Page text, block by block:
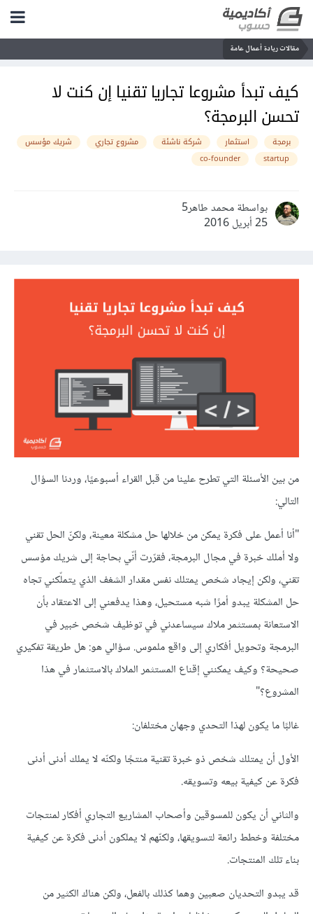
مقالات ريادة أعمال عامة
كيف تبدأ مشروعا تجاريا تقنيا إن كنت لا
تحسن البرمجة؟
برمجة استثمار شركة ناشئة مشروع تجاري
شريك مؤسس
startup
co-founder
بواسطة محمد طاهر5
25 أبريل 2016
من بين الأسئلة التي تطرح علينا من قبل القراء أسبوعيًا، وردنا السؤال
التالي:
"أنا أعمل على فكرة يمكن من خلالها حل مشكلة معينة، ولكنّ الحل تقني
ولا أملك خبرة في مجال البرمجة، فقرّرت أنّي بحاجة إلى شريك مؤسس
تقني، ولكن إيجاد شخص يمتلك نفس مقدار الشغف الذي يتملّكني تجاه
حل المشكلة يبدو أمرًا شبه مستحيل، وهذا يدفعني إلى الاعتقاد بأن
الاستعانة بمستثمر ملاك سيساعدني في توظيف شخص خبير في
البرمجة وتحويل أفكاري إلى واقع ملموس. سؤالي هو: هل طريقة تفكيري
صحيحة؟ وكيف يمكنني إقناع المستثمر الملاك بالاستثمار في هذا
المشروع؟"
غالبًا ما يكون لهذا التحدي وجهان مختلفان:
الأول أن يمتلك شخص ذو خبرة تقنية منتجًا ولكنّه لا يملك أدنى أدنى
فكرة عن كيفية بيعه وتسويقه.
والثاني أن يكون للمسوقين وأصحاب المشاريع التجاري أفكار لمنتجات
مختلفة وخطط رائعة لتسويقها، ولكنّهم لا يملكون أدنى فكرة عن كيفية
بناء تلك المنتجات.
قد يبدو التحديان صعبين وهما كذلك بالفعل، ولكن هناك الكثير من